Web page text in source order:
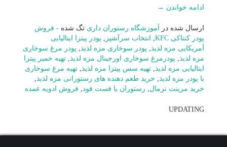
ادامه خواندن →
ارسال شده در آموزشگاه رستوران داری تگ شده - فروش
پودر کنتاکی KFC
, انتخاب سرآشپز , پودر پیتزا ایتالیایی
آمریکایی مزه لذیذ, پودر سوخاری مزه لذیذ, پودر مرغ سوخاری
مزه لذیذ, پودرمرغ سوخاری اورجینال مزه لذیذ, تهیه خمیر پیتزا
ایتالیایی مزه لذیذ, تهیه سس پیتزا مزه لذیذ, تهیه مرغ سوخاری
با پودر مزه لذیذ, خرید طعم دهنده های رستورانی مزه لذیذ,
خرید مرینت نرمال, رستوران یا فست فود, فروش ادویه عمده
UPDATING